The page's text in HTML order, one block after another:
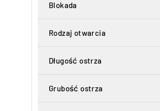
Blokada
Rodzaj otwarcia
Długość ostrza
Grubość ostrza